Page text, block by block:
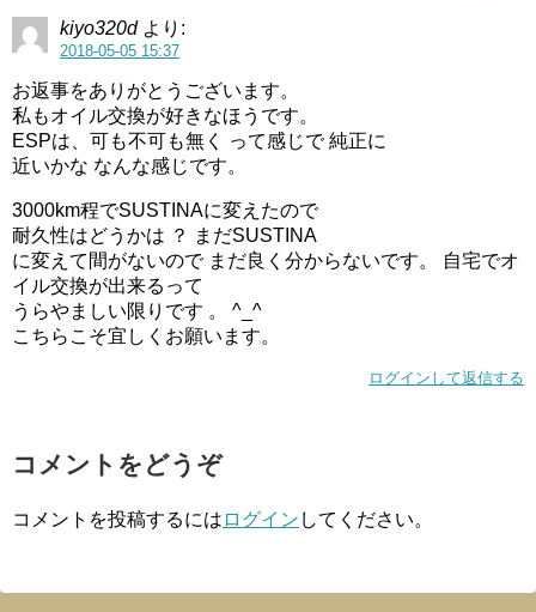
kiyo320d より:
2018-05-05 15:37
お返事をありがとうございます。
私もオイル交換が好きなほうです。
ESPは、可も不可も無く って感じで 純正に
近いかな なんな感じです。
3000km程でSUSTINAに変えたので
耐久性はどうかは ？ まだSUSTINA
に変えて間がないので まだ良く分からないです。 自宅でオ
イル交換が出来るって
うらやましい限りです 。 ^_^
こちらこそ宜しくお願います。
ログインして返信する
コメントをどうぞ
コメントを投稿するには ログイン してください。